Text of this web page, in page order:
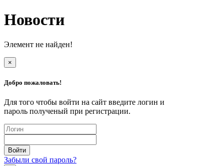
Новости
Элемент не найден!
×
Добро пожаловать!
Для того чтобы войти на сайт введите логин и
пароль полученый при регистрации.
Забыли свой пароль?